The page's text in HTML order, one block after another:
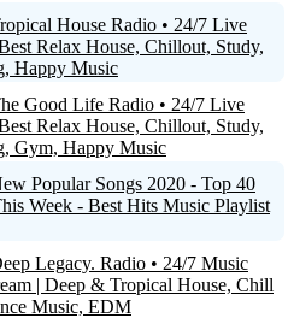
House Radio • 24/7 Live
Relax House, Chillout, Study,
Happy Music
Good Life Radio • 24/7 Live
Relax House, Chillout, Study,
Gym, Happy Music
Popular Songs 2020 - Top 40
Week - Best Hits Music Playlist
Legacy. Radio • 24/7 Music
| Deep & Tropical House, Chill
Music, EDM